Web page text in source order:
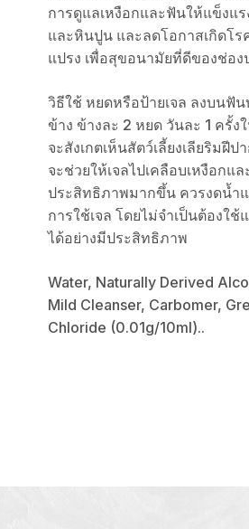
การดูแลเหงือกและฟันให้แข็งแ
และหินปูน และลดโอกาสเกิดโร
แปรง เพื่อสุขอนามัยที่ดีของช่อง
วิธีใช้ หยดหรือป้ายเจล ลงบนฟั
ข้าง ข้างละ 2 หยด วันละ 1 ครั้
จะสังเกตเห็นสัตว์เลี้ยงเลียริมฝี
จะช่วยให้เจลไปเคลือบเหงือกแ
ประสิทธิภาพมากขึ้น ควรงดน้ำ
การใช้เจล โดยไม่จำเป็นต้องใ
ได้อย่างมีประสิทธิภาพ
Water, Naturally Derived
Mild Cleanser, Carbomer,
Chloride (0.01g/10ml)..